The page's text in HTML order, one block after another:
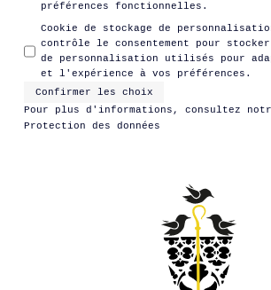
préférences fonctionnelles.
Cookie de stockage de
contrôle le consentement pour stocker
de personnalisation utilisés pour
et l'expérience à vos préférences.
Confirmer les choix
Pour plus d'informations, consultez
Protection des données